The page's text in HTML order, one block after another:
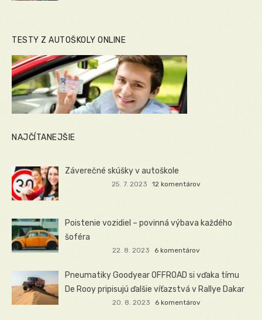
TESTY Z AUTOŠKOLY ONLINE
NAJČÍTANEJŠIE
Záverečné skúšky v autoškole
25. 7. 2023 12 komentárov
Poistenie vozidiel – povinná výbava každého
šoféra
22. 8. 2023 6 komentárov
Pneumatiky Goodyear OFFROAD si vďaka tímu
De Rooy pripisujú ďalšie víťazstvá v Rallye Dakar
20. 8. 2023 6 komentárov